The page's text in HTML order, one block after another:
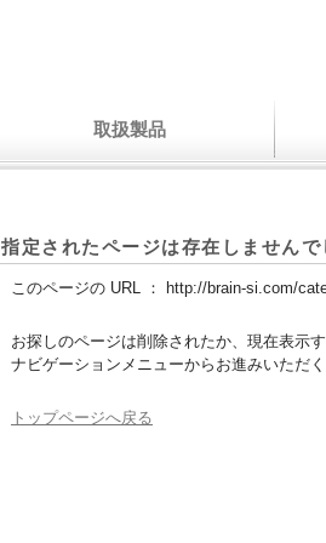
取扱製品
指定されたページは存在しませんで
このページの URL ： http://brain-si.com/
お探しのページは削除されたか、現在表示
ナビゲーションメニューからお進みいただ
トップページへ戻る